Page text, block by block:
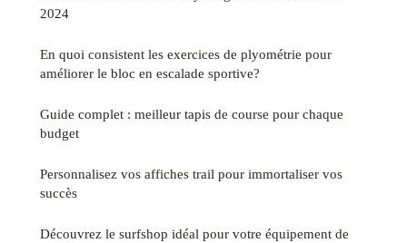
2024
En quoi consistent les exercices de plyométrie pour
améliorer le bloc en escalade sportive?
Guide complet : meilleur tapis de course pour chaque
budget
Personnalisez vos affiches trail pour immortaliser vos
succès
Découvrez le surfshop idéal pour votre équipement de